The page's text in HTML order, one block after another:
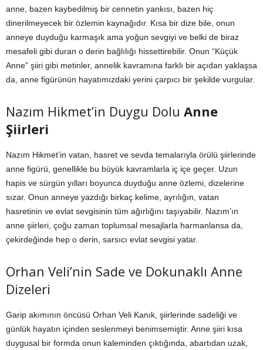
anne, bazen kaybedilmiş bir cennetin yankısı, bazen hiç
dinerilmeyecek bir özlemin kaynağıdır. Kısa bir dize bile, onun
anneye duyduğu karmaşık ama yoğun sevgiyi ve belki de biraz
mesafeli gibi duran o derin bağlılığı hissettirebilir. Onun “Küçük
Anne” şiiri gibi metinler, annelik kavramına farklı bir açıdan yaklaşsa
da, anne figürünün hayatımızdaki yerini çarpıcı bir şekilde vurgular.
Nazım Hikmet’in Duygu Dolu Anne
Şiirleri
Nazım Hikmet’in vatan, hasret ve sevda temalarıyla örülü şiirlerinde
anne figürü, genellikle bu büyük kavramlarla iç içe geçer. Uzun
hapis ve sürgün yılları boyunca duyduğu anne özlemi, dizelerine
sızar. Onun anneye yazdığı birkaç kelime, ayrılığın, vatan
hasretinin ve evlat sevgisinin tüm ağırlığını taşıyabilir. Nazım’ın
anne şiirleri, çoğu zaman toplumsal mesajlarla harmanlansa da,
çekirdeğinde hep o derin, sarsıcı evlat sevgisi yatar.
Orhan Veli’nin Sade ve Dokunaklı Anne
Dizeleri
Garip akımının öncüsü Orhan Veli Kanık, şiirlerinde sadeliği ve
günlük hayatın içinden seslenmeyi benimsemiştir. Anne şiiri kısa
duygusal bir formda onun kaleminden çıktığında, abartıdan uzak,